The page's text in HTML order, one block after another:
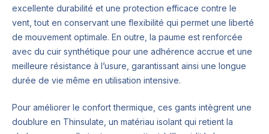
excellente durabilité et une protection efficace contre le
vent, tout en conservant une flexibilité qui permet une liberté
de mouvement optimale. En outre, la paume est renforcée
avec du cuir synthétique pour une adhérence accrue et une
meilleure résistance à l’usure, garantissant ainsi une longue
durée de vie même en utilisation intensive.
Pour améliorer le confort thermique, ces gants intègrent une
doublure en Thinsulate, un matériau isolant qui retient la